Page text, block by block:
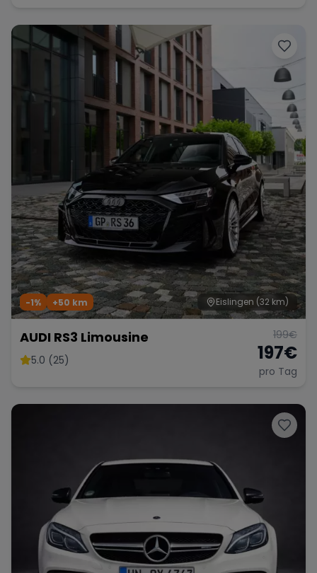
Eislingen (32 km)
-1% +50 km
AUDI RS3 Limousine
5.0 (25)
199€
197€
pro Tag